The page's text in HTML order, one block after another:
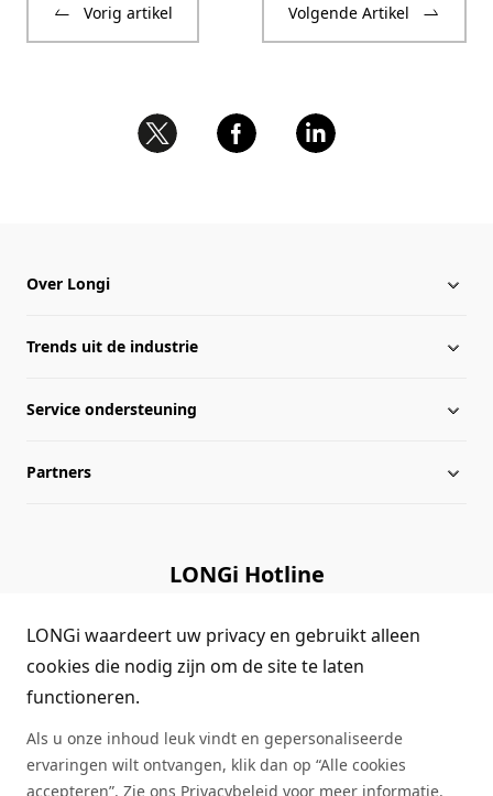
Vorig artikel Volgende Artikel
Over Longi
Over Longi
Geglobaliseerde indeling
Informatie van beheersniveau
Trends uit de industrie
Nieuws van Longi
Service ondersteuning
Downloadcentrum
Veelgestelde vragen
Partners
LONGi Hotline
(+86)4008 601012
LONGi waardeert uw privacy en gebruikt alleen
cookies die nodig zijn om de site te laten
functioneren.
Als u onze inhoud leuk vindt en gepersonaliseerde
ervaringen wilt ontvangen, klik dan op “Alle cookies
accepteren”. Zie ons Privacybeleid voor meer informatie.